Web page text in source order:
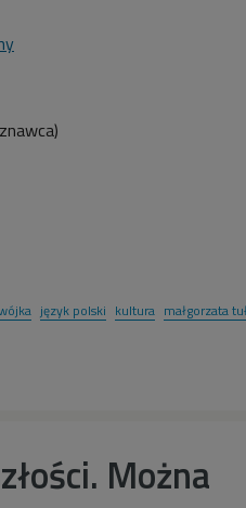
język polski kultura małgorzata
Można